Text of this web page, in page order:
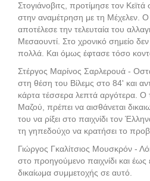
Στογιάνοβιτς, προτίμησε τον
στην αναμέτρηση με τη Μέχελεν. Ο
αποτέλεσε την τελευταία του
Μεσαουντί. Στο χρονικό σημείο
πολλά. Και όμως έφτασε τόσο
Στέργος Μαρίνος Σαρλερουά -
στη θέση του Βίλεμς στο 84' και
κάρτα τέσσερα λεπτά αργότερα. Ο
Μαζού, πρέπει να αισθάνεται
του να ρίξει στο παιχνίδι τον
τη γηπεδούχο να κρατήσει το
Γιώργος Γκαλίτσιος Μουσκρόν -
στο προηγούμενο παιχνίδι και έως
δικαίωμα συμμετοχής σε αυτό.